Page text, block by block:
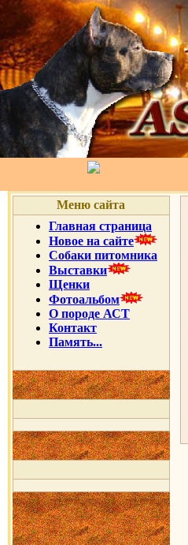
Меню сайта
Главная страница
Новое на сайте
Собаки питомника
Выставки
Щенки
Фотоальбом
О породе АСТ
Контакт
Память...